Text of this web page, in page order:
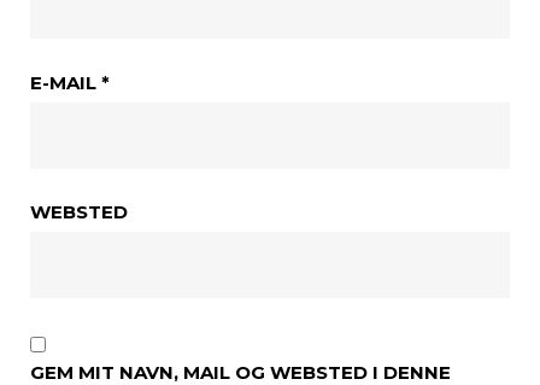
E-MAIL *
WEBSTED
GEM MIT NAVN, MAIL OG WEBSTED I DENNE